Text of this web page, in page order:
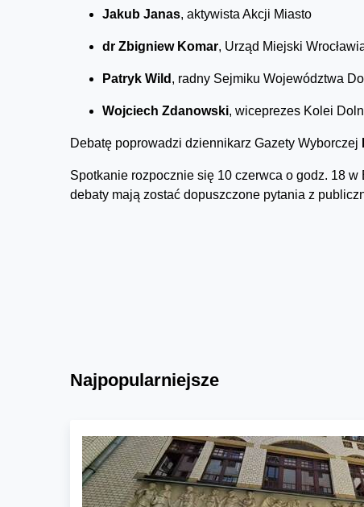
Jakub Janas, aktywista Akcji Miasto
dr Zbigniew Komar, Urząd Miejski
Patryk Wild , radny Sejmiku Województwa
Wojciech Zdanowski, wiceprezes Kolei
Debatę poprowadzi dziennikarz Gazety Wyborczej
Spotkanie rozpocznie się 10 czerwca o godz. 18
debaty mają zostać dopuszczone pytania z
Najpopularniejsze